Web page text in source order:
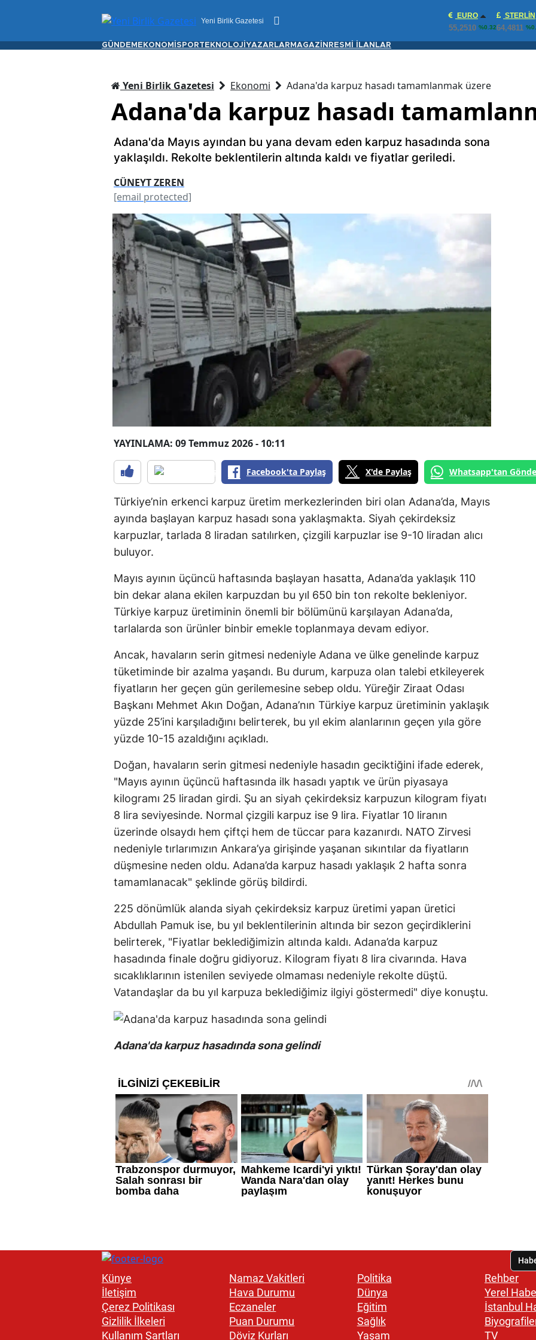
Yeni Birlik Gazetesi
EURO
55,2510 %0.32
STERLIN
64,4811
GÜNDEM EKONOMİ SPORTEKNOLOJİ YAZARLAR MAGAZİN RESMİ İLANLAR
Yeni Birlik Gazetesi Ekonomi Adana'da karpuz hasadı tamamlanmak üzere
Adana'da karpuz hasadı
Adana'da Mayıs ayından bu yana devam eden karpuz hasadında sona
yaklaşıldı. Rekolte beklentilerin altında kaldı ve fiyatlar geriledi.
CÜNEYT ZEREN
[email protected]
YAYINLAMA: 09 Temmuz 2026 - 10:11
Facebook'ta Paylaş X'de Paylaş Whatsapp'tan
Türkiye’nin erkenci karpuz üretim merkezlerinden biri olan Adana’da, Mayıs
ayında başlayan karpuz hasadı sona yaklaşmakta. Siyah çekirdeksiz
karpuzlar, tarlada 8 liradan satılırken, çizgili karpuzlar ise 9-10 liradan alıcı
buluyor.
Mayıs ayının üçüncü haftasında başlayan hasatta, Adana’da yaklaşık 110
bin dekar alana ekilen karpuzdan bu yıl 650 bin ton rekolte bekleniyor.
Türkiye karpuz üretiminin önemli bir bölümünü karşılayan Adana’da,
tarlalarda son ürünler binbir emekle toplanmaya devam ediyor.
Ancak, havaların serin gitmesi nedeniyle Adana ve ülke genelinde karpuz
tüketiminde bir azalma yaşandı. Bu durum, karpuza olan talebi etkileyerek
fiyatların her geçen gün gerilemesine sebep oldu. Yüreğir Ziraat Odası
Başkanı Mehmet Akın Doğan, Adana’nın Türkiye karpuz üretiminin yaklaşık
yüzde 25’ini karşıladığını belirterek, bu yıl ekim alanlarının geçen yıla göre
yüzde 10-15 azaldığını açıkladı.
Doğan, havaların serin gitmesi nedeniyle hasadın geciktiğini ifade ederek,
"Mayıs ayının üçüncü haftasında ilk hasadı yaptık ve ürün piyasaya
kilogramı 25 liradan girdi. Şu an siyah çekirdeksiz karpuzun kilogram fiyatı
8 lira seviyesinde. Normal çizgili karpuz ise 9 lira. Fiyatlar 10 liranın
üzerinde olsaydı hem çiftçi hem de tüccar para kazanırdı. NATO Zirvesi
nedeniyle tırlarımızın Ankara’ya girişinde yaşanan sıkıntılar da fiyatların
düşmesine neden oldu. Adana’da karpuz hasadı yaklaşık 2 hafta sonra
tamamlanacak" şeklinde görüş bildirdi.
225 dönümlük alanda siyah çekirdeksiz karpuz üretimi yapan üretici
Abdullah Pamuk ise, bu yıl beklentilerinin altında bir sezon geçirdiklerini
belirterek, "Fiyatlar beklediğimizin altında kaldı. Adana’da karpuz
hasadında finale doğru gidiyoruz. Kilogram fiyatı 8 lira civarında. Hava
sıcaklıklarının istenilen seviyede olmaması nedeniyle rekolte düştü.
Vatandaşlar da bu yıl karpuza beklediğimiz ilgiyi göstermedi" diye konuştu.
Adana'da karpuz hasadında sona gelindi
Künye
İletişim
Çerez Politikası
Gizlilik İlkeleri
Kullanım Şartları
Namaz Vakitleri
Hava Durumu
Eczaneler
Puan Durumu
Döviz Kurları
Politika
Dünya
Eğitim
Sağlık
Yaşam
Rehber
Yerel
İstanbul
TV